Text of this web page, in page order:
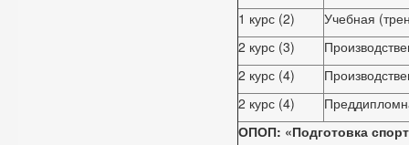
1 курс (2)
Учебная
2 курс (3)
2 курс (4)
2 курс (4)
ОПОП: «Подготовка